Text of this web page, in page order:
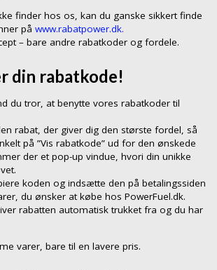
finder hos os, kan du ganske sikkert finde
på www.rabatpower.dk.
– bare andre rabatkoder og fordele.
din rabatkode!
du tror, at benytte vores rabatkoder til
rabat, der giver dig den største fordel, så
på ”Vis rabatkode” ud for den ønskede
der et pop-up vindue, hvori din unikke
koden og indsætte den på betalingssiden
du ønsker at købe hos PowerFuel.dk.
rabatten automatisk trukket fra og du har
varer, bare til en lavere pris.